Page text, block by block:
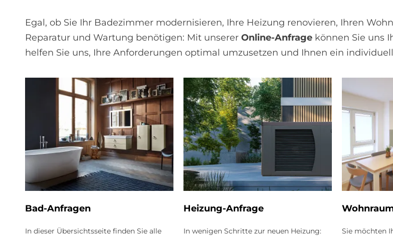
Egal, ob Sie Ihr Badezimmer modernisieren, Ihre Heizung renovieren, Ihren
Reparatur und Wartung benötigen: Mit unserer Online-Anfrage können Sie uns
helfen Sie uns, Ihre Anforderungen optimal umzusetzen und Ihnen ein
Bad-An­fra­gen
In dieser Übersichtsseite finden Sie alle
Hei­zung-An­fra­ge
In wenigen Schritte zur neuen Heizung:
Sie möchten